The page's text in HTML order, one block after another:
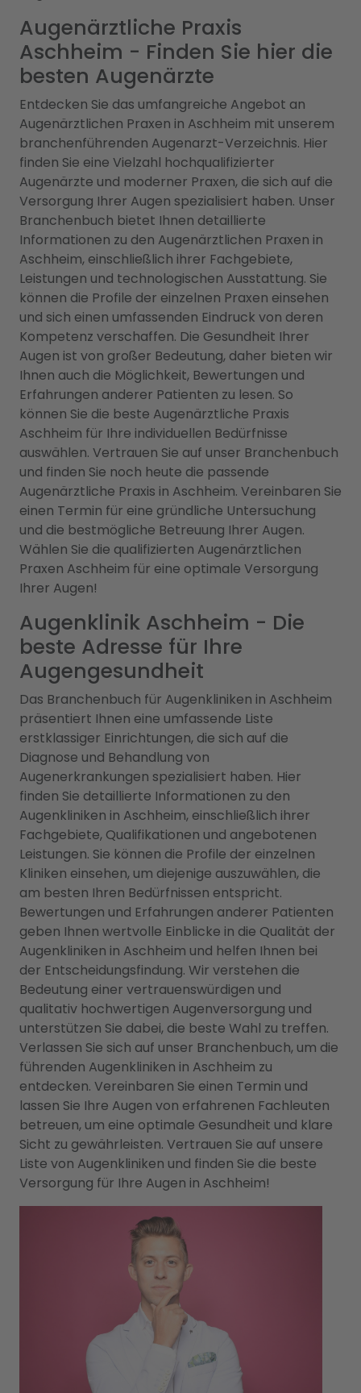
Augenärztliche Praxis
Aschheim - Finden Sie hier die
besten Augenärzte
Entdecken Sie das umfangreiche Angebot an
Augenärztlichen Praxen in Aschheim mit unserem
branchenführenden Augenarzt-Verzeichnis. Hier
finden Sie eine Vielzahl hochqualifizierter
Augenärzte und moderner Praxen, die sich auf die
Versorgung Ihrer Augen spezialisiert haben. Unser
Branchenbuch bietet Ihnen detaillierte
Informationen zu den Augenärztlichen Praxen in
Aschheim, einschließlich ihrer Fachgebiete,
Leistungen und technologischen Ausstattung. Sie
können die Profile der einzelnen Praxen einsehen
und sich einen umfassenden Eindruck von deren
Kompetenz verschaffen. Die Gesundheit Ihrer
Augen ist von großer Bedeutung, daher bieten wir
Ihnen auch die Möglichkeit, Bewertungen und
Erfahrungen anderer Patienten zu lesen. So
können Sie die beste Augenärztliche Praxis
Aschheim für Ihre individuellen Bedürfnisse
auswählen. Vertrauen Sie auf unser Branchenbuch
und finden Sie noch heute die passende
Augenärztliche Praxis in Aschheim. Vereinbaren Sie
einen Termin für eine gründliche Untersuchung
und die bestmögliche Betreuung Ihrer Augen.
Wählen Sie die qualifizierten Augenärztlichen
Praxen Aschheim für eine optimale Versorgung
Ihrer Augen!
Augenklinik Aschheim - Die
beste Adresse für Ihre
Augengesundheit
Das Branchenbuch für Augenkliniken in Aschheim
präsentiert Ihnen eine umfassende Liste
erstklassiger Einrichtungen, die sich auf die
Diagnose und Behandlung von
Augenerkrankungen spezialisiert haben. Hier
finden Sie detaillierte Informationen zu den
Augenkliniken in Aschheim, einschließlich ihrer
Fachgebiete, Qualifikationen und angebotenen
Leistungen. Sie können die Profile der einzelnen
Kliniken einsehen, um diejenige auszuwählen, die
am besten Ihren Bedürfnissen entspricht.
Bewertungen und Erfahrungen anderer Patienten
geben Ihnen wertvolle Einblicke in die Qualität der
Augenkliniken in Aschheim und helfen Ihnen bei
der Entscheidungsfindung. Wir verstehen die
Bedeutung einer vertrauenswürdigen und
qualitativ hochwertigen Augenversorgung und
unterstützen Sie dabei, die beste Wahl zu treffen.
Verlassen Sie sich auf unser Branchenbuch, um die
führenden Augenkliniken in Aschheim zu
entdecken. Vereinbaren Sie einen Termin und
lassen Sie Ihre Augen von erfahrenen Fachleuten
betreuen, um eine optimale Gesundheit und klare
Sicht zu gewährleisten. Vertrauen Sie auf unsere
Liste von Augenkliniken und finden Sie die beste
Versorgung für Ihre Augen in Aschheim!